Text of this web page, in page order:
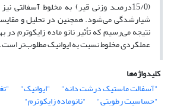
(15/0درصـد وزنی قیر) به مخلوط آسفالتی
شیارشدگی می‌شود. همچنین در تحلیل و
نتیجه می‌رسیم که تأثیر نانو ماده زایکوترم
عملکردی مخلوط نسبت به ایوانیک مطلوب‌تر است.
کلیدواژه‌ها
"آسفالت ماستیک درشت دانه"
"ایوانیک"
"حساسیت رطوبتی" "نانوماده زایکوترم"